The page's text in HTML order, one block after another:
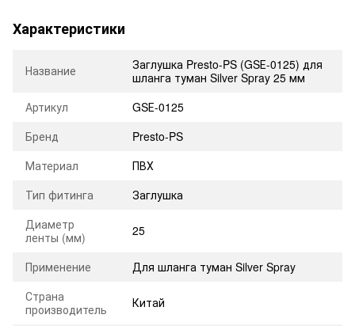
Характеристики
Название
Заглушка Presto-PS (GSЕ-0125) для
шланга туман Silver Spray 25 мм
Артикул
GSЕ-0125
Бренд
Presto-PS
Материал
ПВХ
Тип фитинга
Заглушка
Диаметр
ленты (мм)
25
Применение
Для шланга туман Silver Spray
Страна
производитель
Китай